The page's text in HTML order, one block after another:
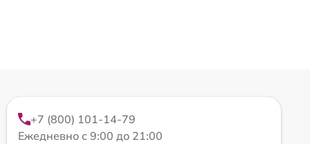
+7 (800) 101-14-79
Ежедневно с 9:00 до 21:00